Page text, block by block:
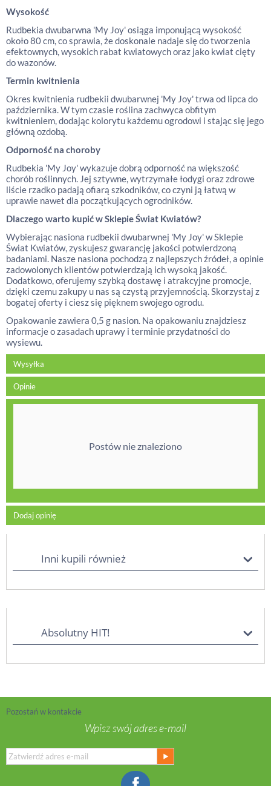
Wysokość
Rudbekia dwubarwna 'My Joy' osiąga imponującą wysokość
około 80 cm, co sprawia, że doskonale nadaje się do tworzenia
efektownych, wysokich rabat kwiatowych oraz jako kwiat cięty
do wazonów.
Termin kwitnienia
Okres kwitnienia rudbekii dwubarwnej 'My Joy' trwa od lipca do
października. W tym czasie roślina zachwyca obfitym
kwitnieniem, dodając kolorytu każdemu ogrodowi i stając się jego
główną ozdobą.
Odporność na choroby
Rudbekia 'My Joy' wykazuje dobrą odporność na większość
chorób roślinnych. Jej sztywne, wytrzymałe łodygi oraz zdrowe
liście rzadko padają ofiarą szkodników, co czyni ją łatwą w
uprawie nawet dla początkujących ogrodników.
Dlaczego warto kupić w Sklepie Świat Kwiatów?
Wybierając nasiona rudbekii dwubarwnej 'My Joy' w Sklepie
Świat Kwiatów, zyskujesz gwarancję jakości potwierdzoną
badaniami. Nasze nasiona pochodzą z najlepszych źródeł, a opinie
zadowolonych klientów potwierdzają ich wysoką jakość.
Dodatkowo, oferujemy szybką dostawę i atrakcyjne promocje,
dzięki czemu zakupy u nas są czystą przyjemnością. Skorzystaj z
bogatej oferty i ciesz się pięknem swojego ogrodu.
Opakowanie zawiera 0,5 g nasion. Na opakowaniu znajdziesz
informacje o zasadach uprawy i terminie przydatności do
wysiewu.
Wysyłka
Opinie
Postów nie znaleziono
Dodaj opinię
Inni kupili również
Absolutny HIT!
Pozostań w kontakcie
Wpisz swój adres e-mail